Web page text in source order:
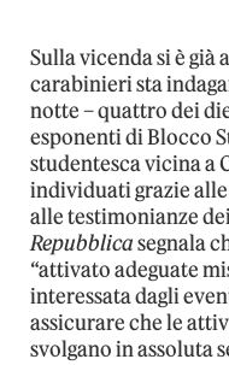
Sulla vicenda si è già
carabinieri sta
notte – quattro dei
esponenti di Blocco
studentesca vicina a
individuati grazie
alle testimonianze
Repubblicasegnala
“attivato adeguate
interessata dagli
assicurare che le
svolgano in assoluta